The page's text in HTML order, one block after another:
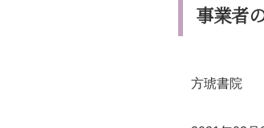
事業者
方琥書院